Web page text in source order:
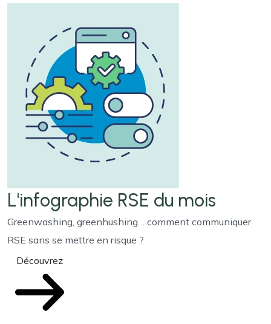
L'infographie RSE du mois
Greenwashing, greenhushing… comment communiquer
RSE sans se mettre en risque ?
Découvrez